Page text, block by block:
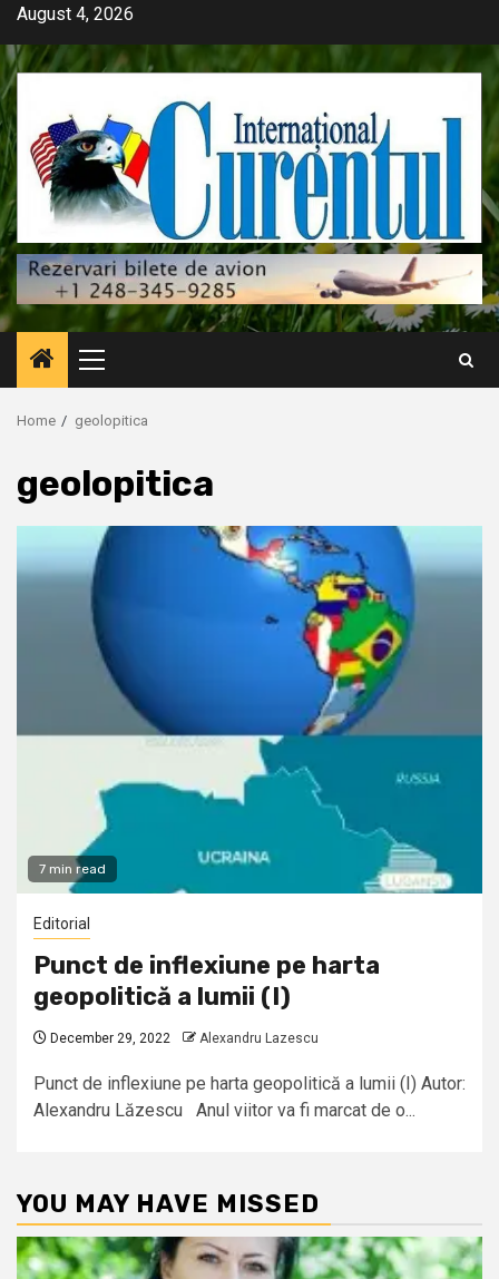
Skip
content
August 4, 2026
Primary
Menu
Home geolopitica
geolopitica
7 min read
Editorial
Punct de inflexiune pe harta
geopolitică a lumii (I)
December 29, 2022 Alexandru Lazescu
Punct de inflexiune pe harta geopolitică a lumii (I) Autor:
Alexandru Lăzescu Anul viitor va fi marcat de o...
YOU MAY HAVE MISSED